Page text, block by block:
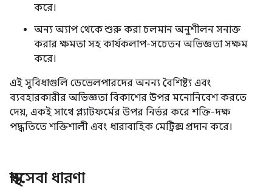
করে।
অন্য অ্যাপ থেকে শুরু করা চলমান অনুশীলন সনাক্ত
করার ক্ষমতা সহ কার্যকলাপ-সচেতন অভিজ্ঞতা সক্ষম
করে।
এই সুবিধাগুলি ডেভেলপারদের অনন্য বৈশিষ্ট্য এবং
ব্যবহারকারীর অভিজ্ঞতা বিকাশের উপর মনোনিবেশ করতে
দেয়, একই সাথে প্ল্যাটফর্মের উপর নির্ভর করে শক্তি-দক্ষ
পদ্ধতিতে শক্তিশালী এবং ধারাবাহিক মেট্রিক্স প্রদান করে।
স্বাস্থ্যসেবা ধারণা